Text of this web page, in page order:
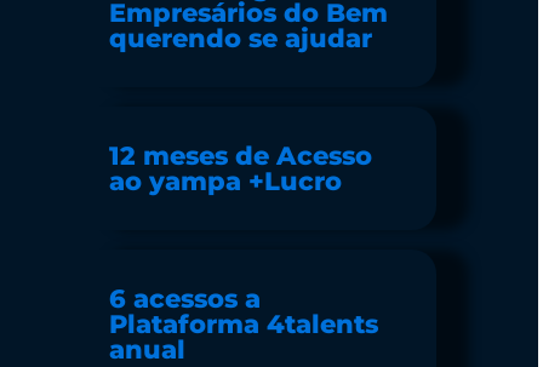
Empresários do Bem
querendo se ajudar
12 meses de Acesso
ao yampa +Lucro
6 acessos a
Plataforma 4talents
anual